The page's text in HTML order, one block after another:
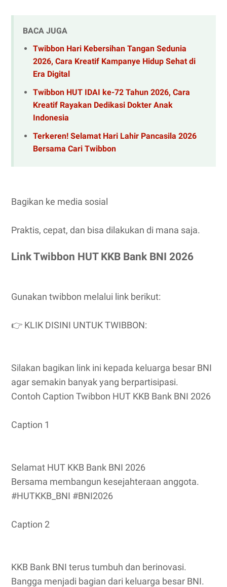
BACA JUGA
Twibbon Hari Kebersihan Tangan Sedunia
2026, Cara Kreatif Kampanye Hidup Sehat di
Era Digital
Twibbon HUT IDAI ke-72 Tahun 2026, Cara
Kreatif Rayakan Dedikasi Dokter Anak
Indonesia
Terkeren! Selamat Hari Lahir Pancasila 2026
Bersama Cari Twibbon
Bagikan ke media sosial
Praktis, cepat, dan bisa dilakukan di mana saja.
Link Twibbon HUT KKB Bank BNI 2026
Gunakan twibbon melalui link berikut:
👉 KLIK DISINI UNTUK TWIBBON:
Silakan bagikan link ini kepada keluarga besar BNI
agar semakin banyak yang berpartisipasi.
Contoh Caption Twibbon HUT KKB Bank BNI 2026
Caption 1
Selamat HUT KKB Bank BNI 2026
Bersama membangun kesejahteraan anggota.
#HUTKKB_BNI #BNI2026
Caption 2
KKB Bank BNI terus tumbuh dan berinovasi.
Bangga menjadi bagian dari keluarga besar BNI.